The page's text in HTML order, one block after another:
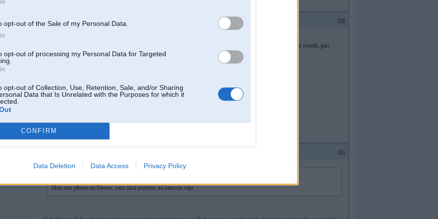
opt-out of the Sale of my Personal Data.
opt-out of processing my Personal Data for Targeted
opt-out of Collection, Use, Retention, Sale, and/or Sharing
Data that Is Unrelated with the Purposes for which it
CONFIRM
Data Deletion Data Access Privacy Policy
23. Dec 2010, 17:56 #30
Varbūt kādam var noderēt Android un ne tikai, tālruņu salīdzinājumi un apskati, pati sev no 4 variantiem,kas gan vizuāli, gan
tehniski patika kārtīgi izlasot un apsverot pieminētos plusus un mīnusus tad nu nonācu pie gala rezultāta.
#31
Man otrs phone arī Desire, varu tikai piekrist, ka batereja vāja